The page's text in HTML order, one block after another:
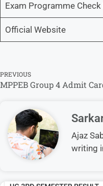
Exam Programme Check
Official Website
PREVIOUS
Ajaz
writing